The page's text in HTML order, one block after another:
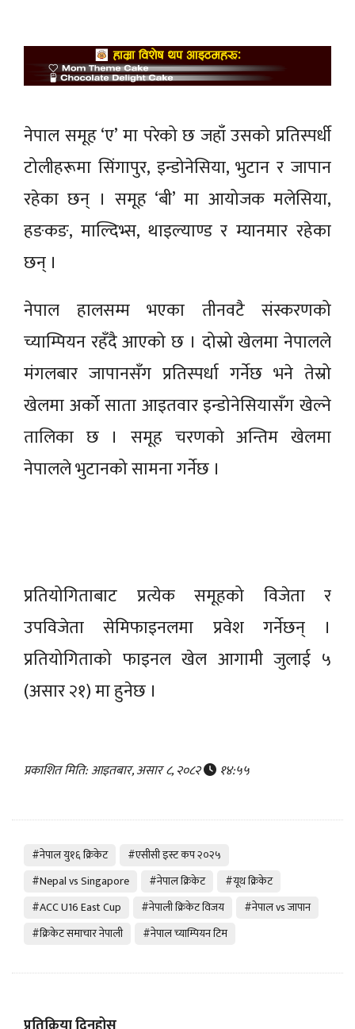
नेपाल समूह ‘ए’ मा परेको छ जहाँ उसको प्रतिस्पर्धी
टोलीहरूमा सिंगापुर, इन्डोनेसिया, भुटान र जापान
रहेका छन् । समूह ‘बी’ मा आयोजक मलेसिया,
हङकङ, माल्दिभ्स, थाइल्याण्ड र म्यानमार रहेका
छन् ।
नेपाल हालसम्म भएका तीनवटै संस्करणको
च्याम्पियन रहँदै आएको छ । दोस्रो खेलमा नेपालले
मंगलबार जापानसँग प्रतिस्पर्धा गर्नेछ भने तेस्रो
खेलमा अर्को साता आइतवार इन्डोनेसियासँग खेल्ने
तालिका छ । समूह चरणको अन्तिम खेलमा
नेपालले भुटानको सामना गर्नेछ ।
प्रतियोगिताबाट प्रत्येक समूहको विजेता र
उपविजेता सेमिफाइनलमा प्रवेश गर्नेछन् ।
प्रतियोगिताको फाइनल खेल आगामी जुलाई ५
(असार २१) मा हुनेछ ।
प्रकाशित मिति: आइतबार, असार ८, २०८२ १४:५५
#नेपाल यु१६ क्रिकेट
#एसीसी इस्ट कप २०२५
#Nepal vs Singapore
#नेपाल क्रिकेट
#यूथ क्रिकेट
#ACC U16 East Cup
#नेपाली क्रिकेट विजय
#नेपाल vs जापान
#क्रिकेट समाचार नेपाली
#नेपाल च्याम्पियन टिम